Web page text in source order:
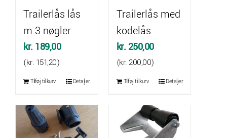
Trailerlås lås
m 3 nøgler
kr. 189,00
(kr. 151,20)
Tilføj til kurv Detaljer
Trailerlås med
kodelås
kr.250,00
(kr. 200,00)
Tilføj til kurv Detaljer